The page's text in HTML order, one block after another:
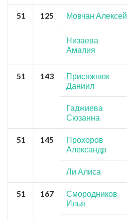
51 125 Мовчан Алексей
Низаева
Амалия
51 143
Присяжнюк
Даниил
Гаджиева
Сюзанна
51 145
Прохоров
Александр
Ли Алиса
51 167
Смородников
Илья